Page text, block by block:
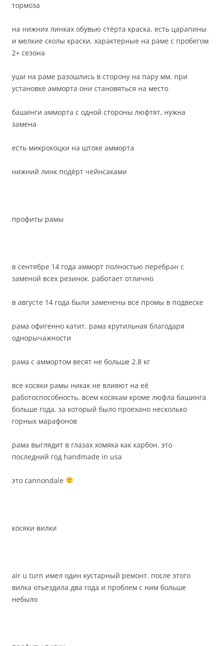
тормоза
на нижних линках обувью стёрта краска. есть царапины
и мелкие сколы краски, характерные на раме с пробегом
2+ сезона
уши на раме разошлись в сторону на пару мм. при
установке амморта они становяться на место
башинги амморта с одной стороны люфтят, нужна
замена
есть микрокоцки на штоке амморта
нижний линк подёрт чейнсаками
профиты рамы
в сентябре 14 года амморт полностью перебран с
заменой всех резинок. работает отлично
в августе 14 года были заменены все промы в подвеске
рама офигенно катит. рама крутильная благодаря
однорычажности
рама с аммортом весят не больше 2.8 кг
все косяки рамы никак не влияют на её
работоспособность. всем косякам кроме люфла башинга
больше года, за который было проехано несколько
горных марафонов
рама выглядит в глазах хомяка как карбон. это
последний год handmade in usa
это cannondale
косяки вилки
air u turn имел один кустарный ремонт. после этого
вилка отьездила два года и проблем с ним больше
небыло